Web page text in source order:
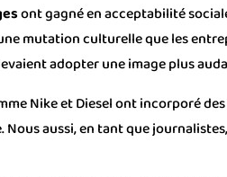
ont gagné en acceptabilité
mutation culturelle que les
adopter une image plus
Nike et Diesel ont incorporé
aussi, en tant que